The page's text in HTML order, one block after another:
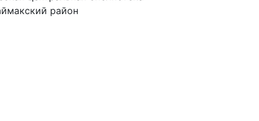
район